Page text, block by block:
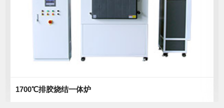
1700℃排胶烧结一体炉